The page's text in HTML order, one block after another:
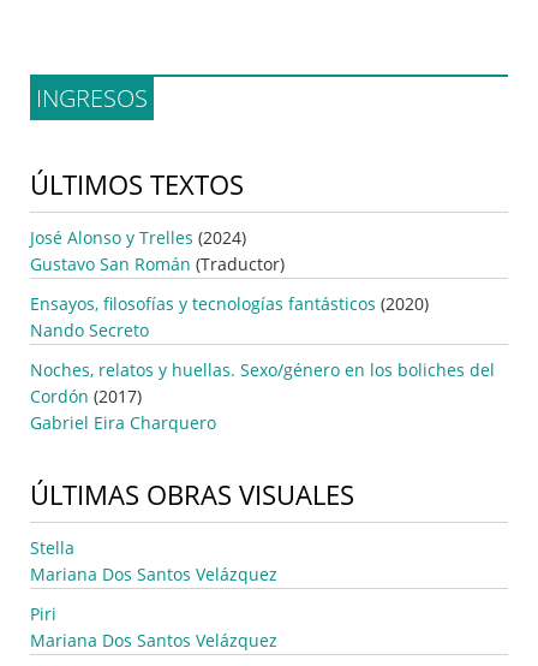
INGRESOS
ÚLTIMOS TEXTOS
José Alonso y Trelles (2024)
Gustavo San Román (Traductor)
Ensayos, filosofías y tecnologías fantásticos (2020)
Nando Secreto
Noches, relatos y huellas. Sexo/género en los boliches del
Cordón (2017)
Gabriel Eira Charquero
ÚLTIMAS OBRAS VISUALES
Stella
Mariana Dos Santos Velázquez
Piri
Mariana Dos Santos Velázquez